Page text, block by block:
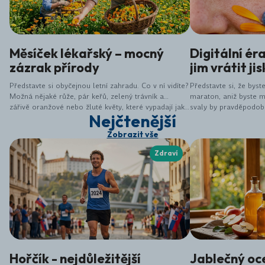
Měsíček lékařský – mocný
zázrak přírody
Představte si obyčejnou letní zahradu. Co v ní vidíte?
Možná nějaké růže, pár keřů, zelený trávník a…
zářivě oranžové nebo žluté květy, které vypadají jako
malá zachycená sluníčka. Přesně to je měsíček
lékařský (Calendula officinalis). Pro mnoho lidí je to
jen hezká ozdoba záhonů, ve skutečnosti se však
jedná o jednu z nejúčinnějších a nejvšestrannějších
bylin, které nám příroda nabízí.
Digitální
jim vrátit
Představte si, že
maraton, aniž byste
svaly by
Nejčtenější
Zobrazit vše
Zdraví
Hořčík - nejdůležitější
Jablečný